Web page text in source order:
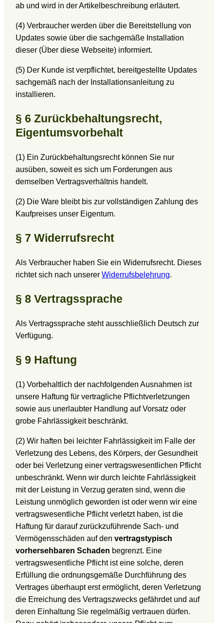
ab und wird in der Artikelbeschreibung erläutert.
(4) Verbraucher werden über die Bereitstellung von
Updates sowie über die sachgemäße Installation
dieser (Über diese Webseite) informiert.
(5) Der Kunde ist verpflichtet, bereitgestellte Updates
sachgemäß nach der Installationsanleitung zu
installieren.
§ 6 Zurückbehaltungsrecht,
Eigentumsvorbehalt
(1) Ein Zurückbehaltungsrecht können Sie nur
ausüben, soweit es sich um Forderungen aus
demselben Vertragsverhältnis handelt.
(2) Die Ware bleibt bis zur vollständigen Zahlung des
Kaufpreises unser Eigentum.
§ 7 Widerrufsrecht
Als Verbraucher haben Sie ein Widerrufsrecht. Dieses
richtet sich nach unserer Widerrufsbelehrung.
§ 8 Vertragssprache
Als Vertragssprache steht ausschließlich Deutsch zur
Verfügung.
§ 9 Haftung
(1) Vorbehaltlich der nachfolgenden Ausnahmen ist
unsere Haftung für vertragliche Pflichtverletzungen
sowie aus unerlaubter Handlung auf Vorsatz oder
grobe Fahrlässigkeit beschränkt.
(2) Wir haften bei leichter Fahrlässigkeit im Falle der
Verletzung des Lebens, des Körpers, der Gesundheit
oder bei Verletzung einer vertragswesentlichen Pflicht
unbeschränkt. Wenn wir durch leichte Fahrlässigkeit
mit der Leistung in Verzug geraten sind, wenn die
Leistung unmöglich geworden ist oder wenn wir eine
vertragswesentliche Pflicht verletzt haben, ist die
Haftung für darauf zurückzuführende Sach- und
Vermögensschäden auf den vertragstypisch
vorhersehbaren Schaden begrenzt. Eine
vertragswesentliche Pflicht ist eine solche, deren
Erfüllung die ordnungsgemäße Durchführung des
Vertrages überhaupt erst ermöglicht, deren Verletzung
die Erreichung des Vertragszwecks gefährdet und auf
deren Einhaltung Sie regelmäßig vertrauen dürfen.